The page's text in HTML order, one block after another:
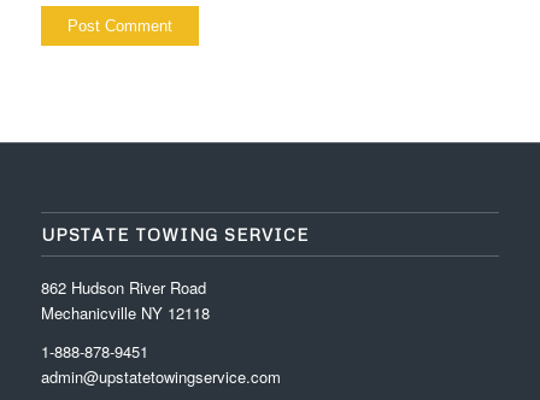
UPSTATE TOWING SERVICE
862 Hudson River Road
Mechanicville NY 12118
1-888-878-9451
admin@upstatetowingservice.com